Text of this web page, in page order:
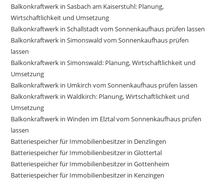
Balkonkraftwerk in Sasbach am Kaiserstuhl: Planung,
Wirtschaftlichkeit und Umsetzung
Balkonkraftwerk in Schallstadt vom Sonnenkaufhaus prüfen lassen
Balkonkraftwerk in Simonswald vom Sonnenkaufhaus prüfen
lassen
Balkonkraftwerk in Simonswald: Planung, Wirtschaftlichkeit und
Umsetzung
Balkonkraftwerk in Umkirch vom Sonnenkaufhaus prüfen lassen
Balkonkraftwerk in Waldkirch: Planung, Wirtschaftlichkeit und
Umsetzung
Balkonkraftwerk in Winden im Elztal vom Sonnenkaufhaus prüfen
lassen
Batteriespeicher für Immobilienbesitzer in Denzlingen
Batteriespeicher für Immobilienbesitzer in Glottertal
Batteriespeicher für Immobilienbesitzer in Gottenheim
Batteriespeicher für Immobilienbesitzer in Kenzingen